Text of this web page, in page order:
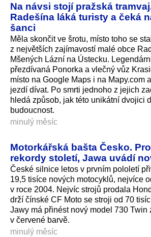
Na návsi stojí pražská
Radešína láká turisty a čeká
šanci
Měla skončit ve šrotu, místo toho se
z největších zajímavostí malé obce
Mšených Lázní na Ústecku.
přezdívaná Ponorka a vlečný vůz
místo na Google Maps i na Mapy.com
jezdí dívat. Po smrti jednoho z jejich
hledá způsob, jak této unikátní dvojici
budoucnost.
minulý měsíc
Motorkářská bašta Česko.
rekordy století, Jawa uvádí
České silnice letos v prvním pololetí
19,5 tisíce nových motocyklů, nejvíce
v roce 2004. Nejvíc strojů prodala
drží čínské CF Moto se stroji od 70
Jawy má přinést nový model 730 Twin
v červené barvě.
minulý měsíc